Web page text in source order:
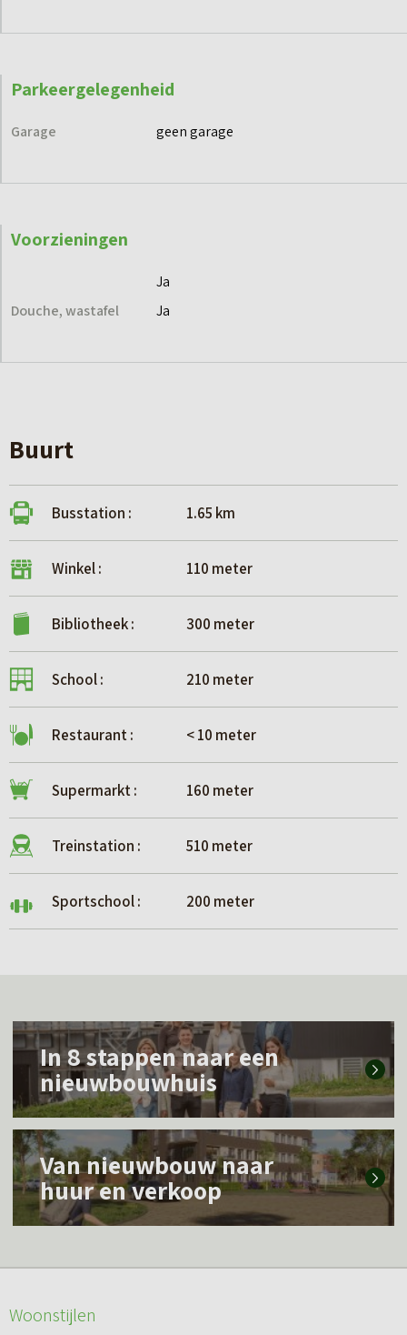
Parkeergelegenheid
Garage geen garage
Voorzieningen
Ja
Douche, wastafel
Ja
Buurt
Busstation : 1.65 km
Winkel : 110 meter
Bibliotheek : 300 meter
School : 210 meter
Restaurant : < 10 meter
Supermarkt : 160 meter
Treinstation : 510 meter
Sportschool : 200 meter
L
s
m
e
o
e
In 8 stappen naar een
nieuwbouwhuis
L
e
s
e
Van nieuwbouw naar
huur en verkoop
Woonstijlen